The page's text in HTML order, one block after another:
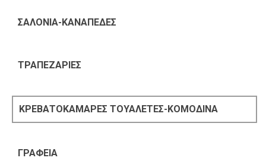
ΣΑΛΟΝΙΑ-ΚΑΝΑΠΕΔΕΣ
ΤΡΑΠΕΖΑΡΙΕΣ
ΚΡΕΒΑΤΟΚΑΜΑΡΕΣ ΤΟΥΑΛΕΤΕΣ-ΚΟΜΟΔΙΝΑ
ΓΡΑΦΕΙΑ